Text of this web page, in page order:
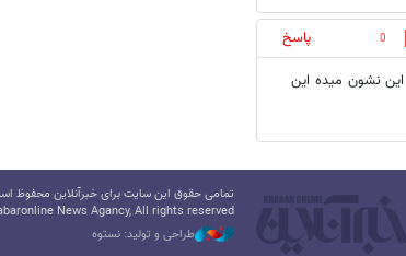
0
پاسخ
نشون میده این
تمامی حقوق این سایت برای خبرآنلاین محفوظ
News Agancy, All rights reserved
طراحی و تولید: نستوه